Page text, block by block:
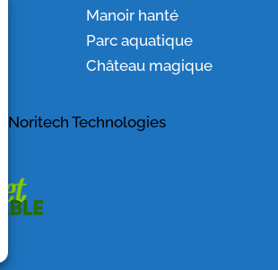
Manoir hanté
Parc aquatique
Château magique
Noritech Technologies